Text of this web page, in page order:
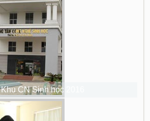
Khu CN Sinh học 2016